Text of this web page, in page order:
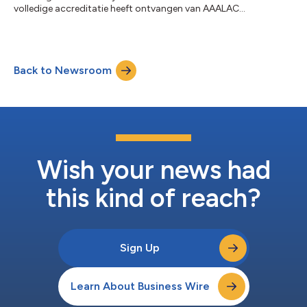
volledige accreditatie heeft ontvangen van AAALAC
Biocytogen naar de hoogste normen op het gebied van
dierenwelzijn, wetenschappelijke integriteit en operationele
uitmuntendheid in al zijn preklinische onde...
Back to Newsroom
Wish your news had
this kind of reach?
Sign Up
Learn About Business Wire